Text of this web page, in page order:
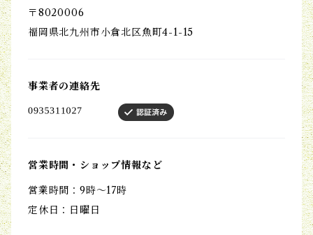
〒8020006
福岡県北九州市小倉北区魚町4-1-15
事業者の連絡先
営業時間・ショップ情報など
営業時間：9時～17時
定休日：日曜日